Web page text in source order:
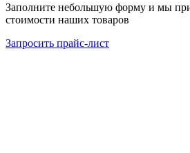
Заполните небольшую форму и мы
стоимости наших товаров
Запросить прайс-лист